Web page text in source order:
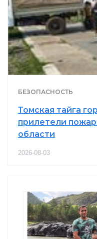
БЕЗОПАСНОСТЬ
Томская тайга
прилетели
области
2026-08-03